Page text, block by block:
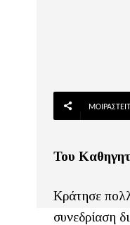
Του
Κράτησε
συνεδρίαση